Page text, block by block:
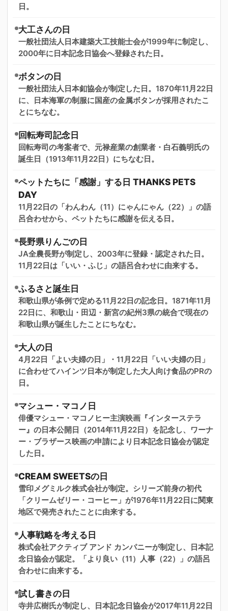
日。
大工さんの日
一般社団法人日本建築大工技能士会が1999年に制定し、
2000年に日本記念日協会へ登録された日。
ボタンの日
一般社団法人日本釦協会が制定した日。1870年11月22日
に、日本海軍の制服に国産の金属ボタンが採用されたこ
とにちなむ。
回転寿司記念日
回転寿司の考案者で、元禄産業の創業者・白石義明氏の
誕生日（1913年11月22日）にちなむ日。
ペットたちに「感謝」する日 THANKS PETS
DAY
11月22日の「わんわん（11）にゃんにゃん（22）」の語
呂合わせから、ペットたちに感謝を伝える日。
長野県りんごの日
JA全農長野が制定し、2003年に登録・認定された日。
11月22日は「いい・ふじ」の語呂合わせに由来する。
ふるさと誕生日
和歌山県が条例で定める11月22日の記念日。1871年11月
22日に、和歌山・田辺・新宮の紀州3県の統合で現在の
和歌山県が誕生したことにちなむ。
大人の日
4月22日「よい夫婦の日」・11月22日「いい夫婦の日」
に合わせてハインツ日本が制定した大人向け食品のPRの
日。
マシュー・マコノ日
俳優マシュー・マコノヒー主演映画『インターステラ
ー』の日本公開日（2014年11月22日）を記念し、ワーナ
ー・ブラザース映画の申請により日本記念日協会が認定
した日。
CREAM SWEETSの日
雪印メグミルク株式会社が制定。シリーズ前身の初代
「クリームゼリー・コーヒー」が1976年11月22日に関東
地区で発売されたことに由来する。
人事戦略を考える日
株式会社アクティブ アンド カンパニーが制定し、日本記
念日協会が認定。「より良い（11）人事（22）」の語呂
合わせに由来する。
試し書きの日
寺井広樹氏が制定し、日本記念日協会が2017年11月22日